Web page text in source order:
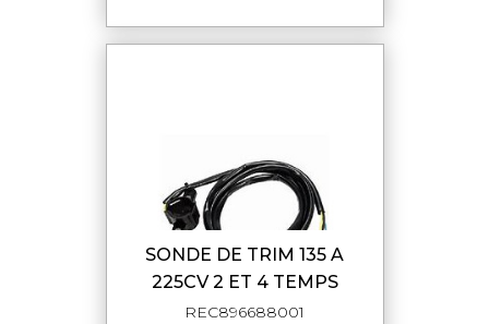
SONDE DE TRIM 135 A
225CV 2 ET 4 TEMPS
REC896688001